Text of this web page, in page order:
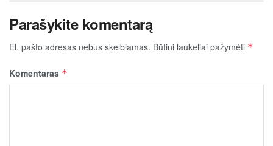
Parašykite komentarą
El. pašto adresas nebus skelbiamas. Būtini laukeliai pažymėti *
Komentaras *